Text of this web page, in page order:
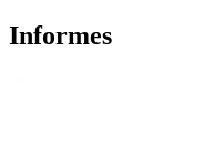
Informes